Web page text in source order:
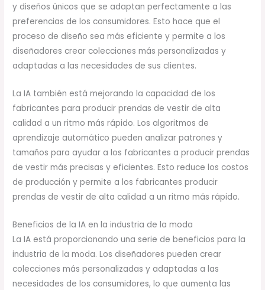
y diseños únicos que se adaptan perfectamente a las
preferencias de los consumidores. Esto hace que el
proceso de diseño sea más eficiente y permite a los
diseñadores crear colecciones más personalizadas y
adaptadas a las necesidades de sus clientes.
La IA también está mejorando la capacidad de los
fabricantes para producir prendas de vestir de alta
calidad a un ritmo más rápido. Los algoritmos de
aprendizaje automático pueden analizar patrones y
tamaños para ayudar a los fabricantes a producir prendas
de vestir más precisas y eficientes. Esto reduce los costos
de producción y permite a los fabricantes producir
prendas de vestir de alta calidad a un ritmo más rápido.
Beneficios de la IA en la industria de la moda
La IA está proporcionando una serie de beneficios para la
industria de la moda. Los diseñadores pueden crear
colecciones más personalizadas y adaptadas a las
necesidades de los consumidores, lo que aumenta las